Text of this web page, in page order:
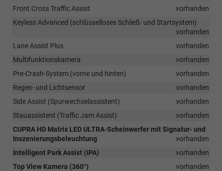
Front Cross Traffic Assist
vorhanden
Keyless Advanced (schlüsselloses Schließ- und Startsystem)
vorhanden
Lane Assist Plus
vorhanden
Multifunktionskamera
vorhanden
Pre-Crash-System (vorne und hinten)
vorhanden
Regen- und Lichtsensor
vorhanden
Side Assist (Spurwechselassistent)
vorhanden
Stauassistent (Traffic Jam Assist)
vorhanden
CUPRA HD Matrix LED ULTRA-Scheinwerfer mit Signatur- und
Inszenierungsbeleuchtung
vorhanden
Intelligent Park Assist (IPA)
vorhanden
Top View Kamera (360°)
vorhanden